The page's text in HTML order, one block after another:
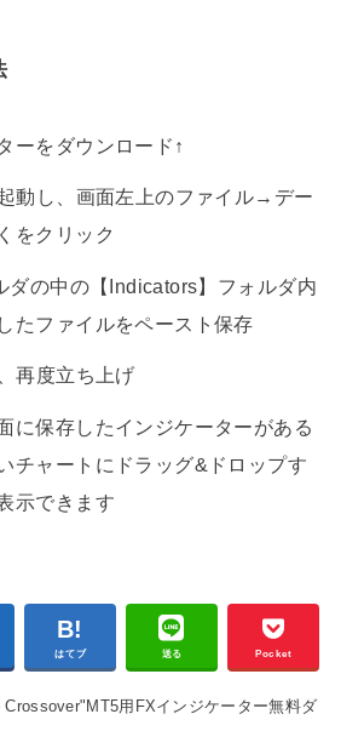
ーをダウンロード↑
動し、画面左上のファイル→デー
をクリック
ダの中の【Indicators】フォルダ内
たファイルをペースト保存
再度立ち上げ
に保存したインジケーターがある
チャートにドラッグ&ドロップす
示できます
はてブ 送る Pocket
Crossover"MT5用FXインジケーター無料ダ